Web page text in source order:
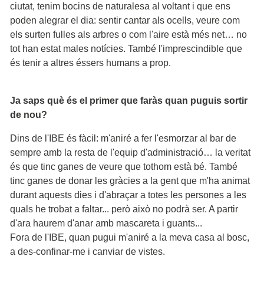
ciutat, tenim bocins de naturalesa al voltant i que ens
poden alegrar el dia: sentir cantar als ocells, veure com
els surten fulles als arbres o com l'aire està més net… no
tot han estat males notícies. També l'imprescindible que
és tenir a altres éssers humans a prop.
Ja saps què és el primer que faràs quan puguis sortir
de nou?
Dins de l'IBE és fàcil: m'aniré a fer l'esmorzar al bar de
sempre amb la resta de l'equip d'administració… la veritat
és que tinc ganes de veure que tothom està bé. També
tinc ganes de donar les gràcies a la gent que m'ha animat
durant aquests dies i d'abraçar a totes les persones a les
quals he trobat a faltar... però això no podrà ser. A partir
d'ara haurem d'anar amb mascareta i guants...
Fora de l'IBE, quan pugui m'aniré a la meva casa al bosc,
a des-confinar-me i canviar de vistes.